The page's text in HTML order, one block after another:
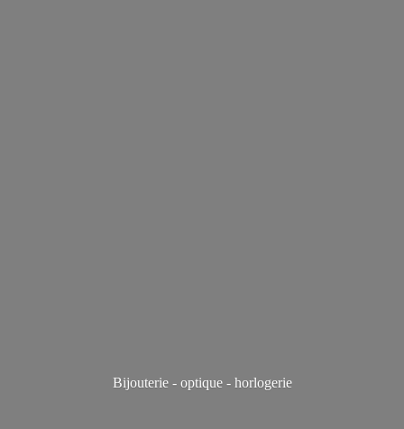
Bijouterie - optique - horlogerie